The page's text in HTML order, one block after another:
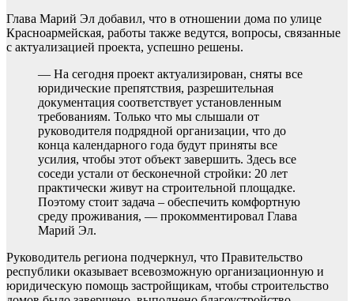
Глава Марий Эл добавил, что в отношении дома по улице
Красноармейская, работы также ведутся, вопросы, связанные
с актуализацией проекта, успешно решены.
— На сегодня проект актуализирован, сняты все
юридические препятствия, разрешительная
документация соответствует установленным
требованиям. Только что мы слышали от
руководителя подрядной организации, что до
конца календарного года будут приняты все
усилия, чтобы этот объект завершить. Здесь все
соседи устали от бесконечной стройки: 20 лет
практически живут на строительной площадке.
Поэтому стоит задача – обеспечить комфортную
среду проживания, — прокомментировал Глава
Марий Эл.
Руководитель региона подчеркнул, что Правительство
республики оказывает всевозможную организационную и
юридическую помощь застройщикам, чтобы строительство